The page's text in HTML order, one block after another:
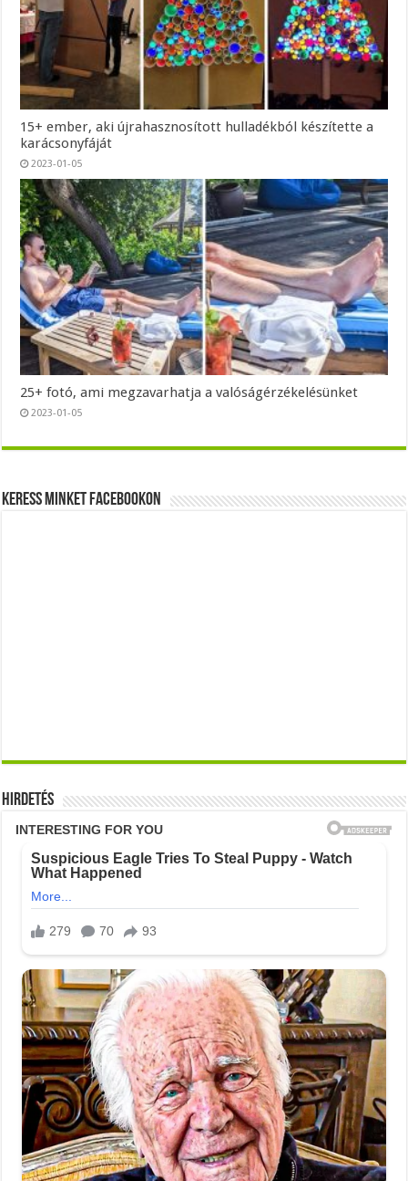
15+ ember, aki újrahasznosított hulladékból készítette a
karácsonyfáját
2023-01-05
25+ fotó, ami megzavarhatja a valóságérzékelésünket
2023-01-05
Keress minket Facebookon
Hirdetés